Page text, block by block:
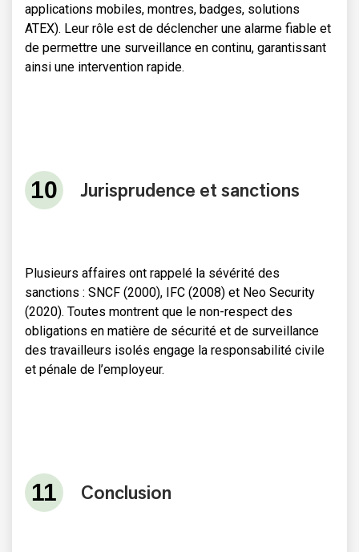
applications mobiles, montres, badges, solutions
ATEX). Leur rôle est de déclencher une alarme fiable et
de permettre une surveillance en continu, garantissant
ainsi une intervention rapide.
Jurisprudence et sanctions
Plusieurs affaires ont rappelé la sévérité des
sanctions : SNCF (2000), IFC (2008) et Neo Security
(2020). Toutes montrent que le non-respect des
obligations en matière de sécurité et de surveillance
des travailleurs isolés engage la responsabilité civile
et pénale de l’employeur.
Conclusion